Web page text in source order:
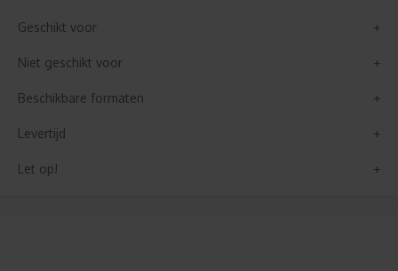
Geschikt voor
Niet geschikt voor
Beschikbare formaten
Levertijd
Let op!